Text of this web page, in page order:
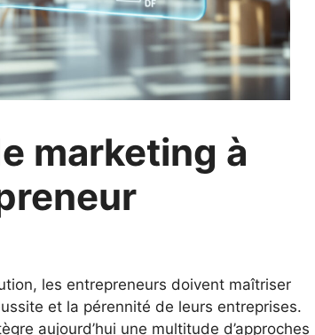
marketing à
les entrepreneurs doivent maîtriser
et la pérennité de leurs entreprises.
aujourd’hui une multitude d’approches